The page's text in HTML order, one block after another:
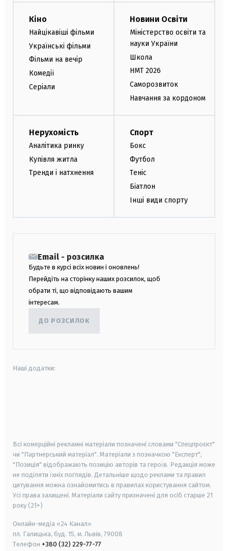
Кіно
Найцікавіші фільми
Українські фільми
Фільми на вечір
Комедії
Серіали
Новини Освіти
Міністерство освіти та
науки України
Школа
НМТ 2026
Саморозвиток
Навчання за кордоном
Нерухомість
Аналітика ринку
Купівля житла
Тренди і натхнення
Спорт
Бокс
Футбол
Теніс
Біатлон
Інші види спорту
Email - розсилка
Будьте в курсі всіх новин і оновлень!
Перейдіть на сторінку наших розсилок, щоб
обрати ті, що відповідають вашим
інтересам.
ДО РОЗСИЛОК
Наші додатки:
Всі комерційні рекламні матеріали позначені словами "Спецпроєкт"
чи "Партнерський матеріал". Матеріали з позначкою "Експерт",
"Позиція" відображають позицію авторів та героїв. Редакція може
не поділяти їхніх поглядів. Детальніше щодо реклами та правил
цитування можна ознайомитись в правилах користування сайтом.
Усі права захищені. Матеріали сайту призначені для осіб старше 21
року (21+)
Онлайн-медіа «24 Канал»
пл. Галицька, буд. 15, м. Львів, 79008
Телефон +380 (32) 229-77-77